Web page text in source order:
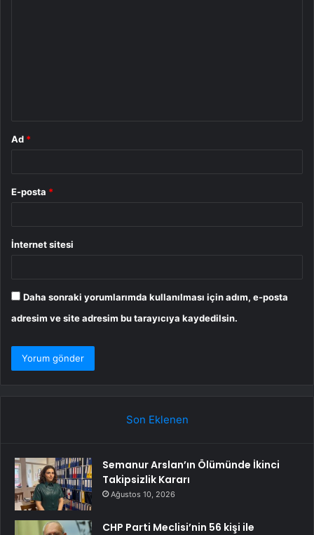
Ad *
E-posta *
İnternet sitesi
Daha sonraki yorumlarımda kullanılması için adım, e-posta
adresim ve site adresim bu tarayıcıya kaydedilsin.
Son Eklenen
Semanur Arslan’ın Ölümünde İkinci
Takipsizlik Kararı
Ağustos 10, 2026
CHP Parti Meclisi’nin 56 kişi ile